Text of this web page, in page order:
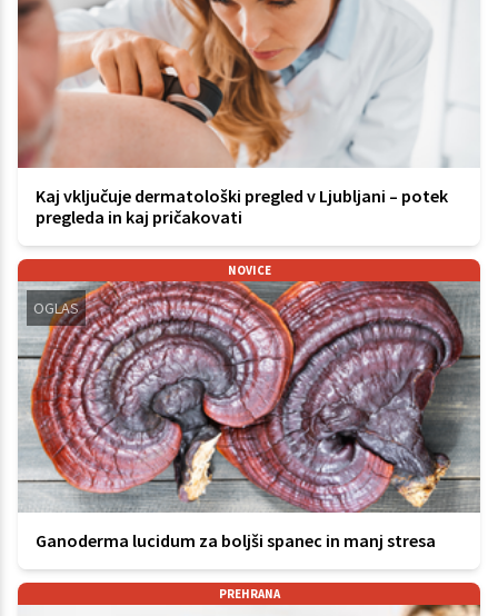
Kaj vključuje dermatološki pregled v Ljubljani – potek
pregleda in kaj pričakovati
NOVICE
OGLAS
Ganoderma lucidum za boljši spanec in manj stresa
PREHRANA